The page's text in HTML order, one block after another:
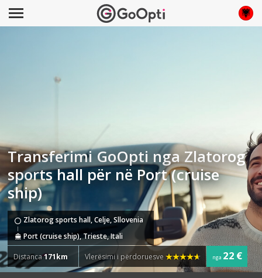
Transferimi GoOpti nga Zlatorog
sports hall për në Port (cruise
ship)
Zlatorog sports hall, Celje, Sllovenia
Port (cruise ship), Trieste, Itali
Distanca171km Vlerësimi i përdoruesve nga 22 €